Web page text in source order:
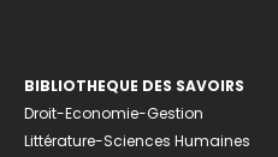
BIBLIOTHEQUE DES SAVOIRS
Droit-Economie-Gestion
Littérature-Sciences Humaines